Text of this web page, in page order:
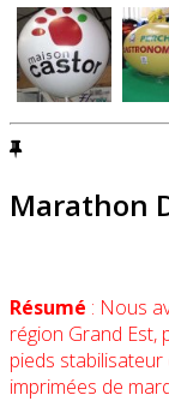
Marathon
Résumé : Nous
région Grand Est,
pieds
imprimées de